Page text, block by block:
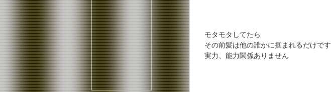
モタモタしてたら
その前髪は他の誰かに掴まれるだけです
実力、能力関係ありません